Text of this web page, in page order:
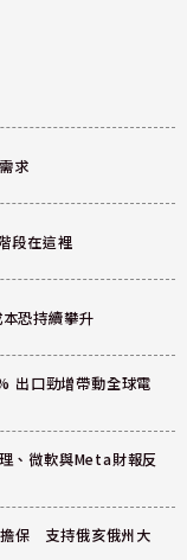
求
段在這裡
恐持續攀升
出口勁增帶動全球電
、微軟與Meta財報反
保 支持俄亥俄州大